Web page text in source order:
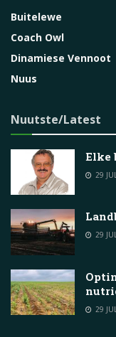
Buitelewe
Coach Owl
Dinamiese Vennoot
Nuus
Nuutste/Latest
Elke
29
29
29